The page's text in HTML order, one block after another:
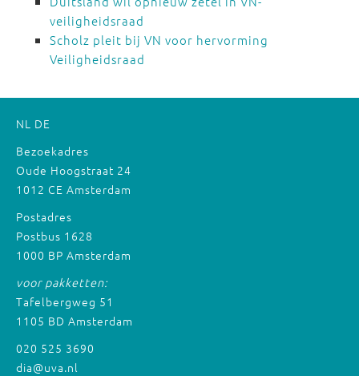
veiligheidsraad
Scholz pleit bij VN voor hervorming
Veiligheidsraad
NL DE
Bezoekadres
Oude Hoogstraat 24
1012 CE Amsterdam
Postadres
Postbus 1628
1000 BP Amsterdam
voor pakketten:
Tafelbergweg 51
1105 BD Amsterdam
020 525 3690
dia@uva.nl